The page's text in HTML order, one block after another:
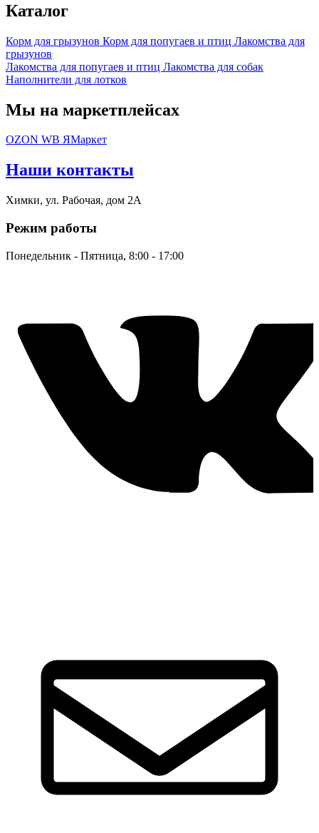
Каталог
Корм для грызунов Корм для попугаев и птиц Лакомства для
грызунов
Лакомства для попугаев и птиц Лакомства для собак
Наполнители для лотков
Мы на маркетплейсах
OZON WB ЯМаркет
Наши контакты
Химки, ул. Рабочая, дом 2А
Режим работы
Понедельник - Пятница, 8:00 - 17:00